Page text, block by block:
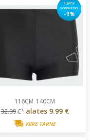
Suvine
soodustus
-9%
116CM 140CM
32.99€* alates9.99 €
KIIRE TARNE